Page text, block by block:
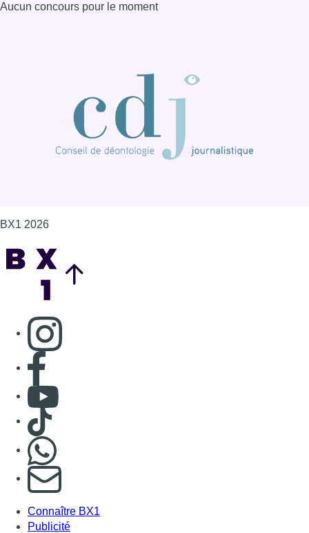
Aucun concours pour le moment
BX1 2026
Consulter page Instagram
Consulter page Facebook
Consulter Youtube
Consulter TikTok
S'abonner à notre newsletter
Connaître BX1
Publicité